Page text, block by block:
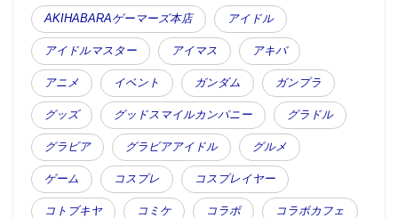
AKIHABARAゲーマーズ本店 アイドル
アイドルマスター アイマス アキバ
アニメ イベント ガンダム ガンプラ
グッズ グッドスマイルカンパニー グラドル
グラビア グラビアアイドル グルメ
ゲーム コスプレ コスプレイヤー
コトブキヤ コミケ コラボ コラボカフェ